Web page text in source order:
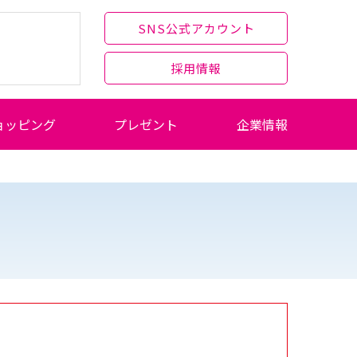
SNS公式アカウント
採用情報
ッピング プレゼント 企業情報